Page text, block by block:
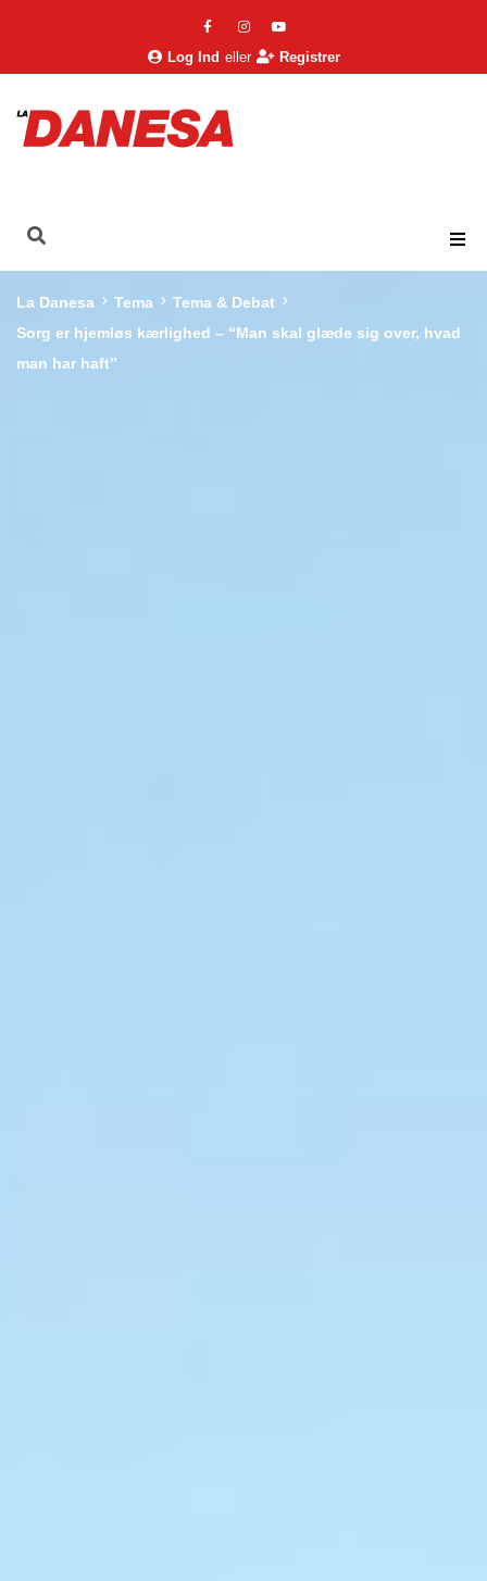
Log Ind eller Registrer
La Danesa Tema
Tema & Debat
Sorg er hjemløs kærlighed – “Man skal glæde sig over, hvad
man har haft”